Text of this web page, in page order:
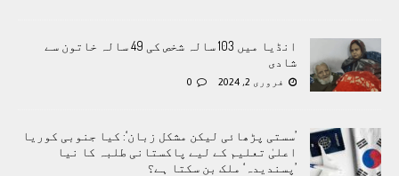
انڈیا میں 103 سالہ شخص کی 49 سالہ خاتون سے
شادی
فروری 2, 2024 0
’سستی پڑھائی لیکن مشکل زبان‘: کیا جنوبی کوریا
اعلیٰ تعلیم کے لیے پاکستانی طلبہ کا نیا
’پسندیدہ‘ ملک بن سکتا ہے؟